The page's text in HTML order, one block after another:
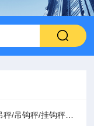
秤/吊钩秤/挂钩秤